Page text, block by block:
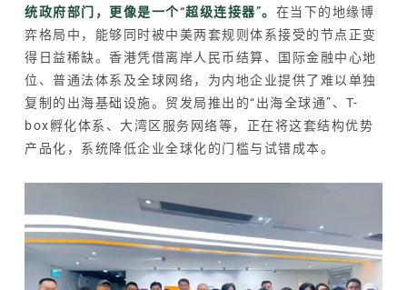
统政府部门，更像是一个“超级连接器”。 在当下的地缘博
弈格局中，能够同时被中美两套规则体系接受的节点正变
得日益稀缺。香港凭借离岸人民币结算、国际金融中心地
位、普通法体系及全球网络，为内地企业提供了难以单独
复制的出海基础设施。 贸发局推出的“出海全球通”、T-
box孵化体系、大湾区服务网络等，正在将这套结构优势
产品化，系统降低企业全球化的门槛与试错成本。